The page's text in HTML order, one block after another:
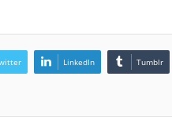
LinkedIn Tumblr